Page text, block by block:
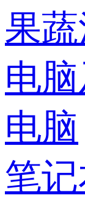
果
电
电脑
笔